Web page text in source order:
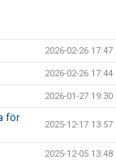
2026-02-26 17:47
2026-02-26 17:44
2026-01-27 19:30
för
2025-12-17 13:57
2025-12-05 13:48